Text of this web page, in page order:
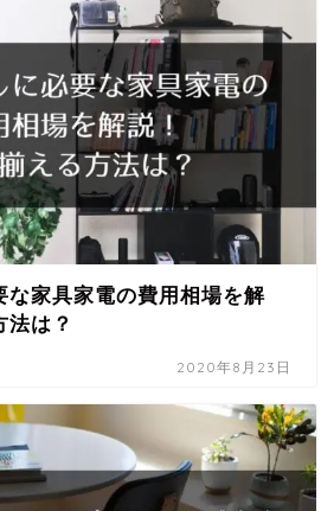
な家具家電の費用相場を解
法は？
2020年8月23日